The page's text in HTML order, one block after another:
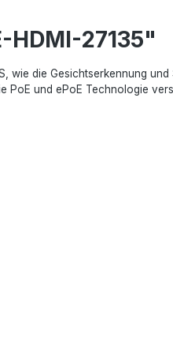
HDMI-27135"
die Gesichtserkennung
PoE und ePoE Technologie